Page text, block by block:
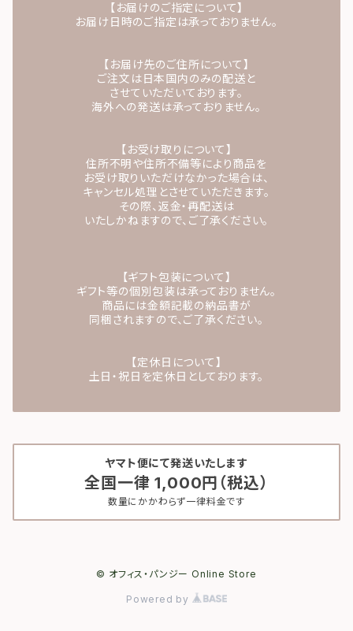
【お届けのご指定について】
お届け日時のご指定は承っておりません。
【お届け先のご住所について】
ご注文は日本国内のみの配送と
させていただいております。
海外への発送は承っておりません。
【お受け取りについて】
住所不明や住所不備等により商品を
お受け取りいただけなかった場合は、
キャンセル処理とさせていただきます。
その際、返金・再配送は
いたしかねますので、ご了承ください。
【ギフト包装について】
ギフト等の個別包装は承っておりません。
商品には金額記載の納品書が
同梱されますので、ご了承ください。
【定休日について】
土日・祝日を定休日としております。
ヤマト便にて発送いたします
全国一律 1,000円（税込）
数量にかかわらず一律料金です
© オフィス・パンジー Online Store
Powered by